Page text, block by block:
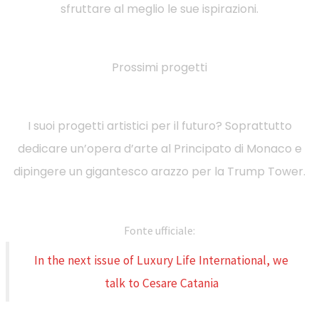
sfruttare al meglio le sue ispirazioni.
Prossimi progetti
I suoi progetti artistici per il futuro? Soprattutto
dedicare un’opera d’arte al Principato di Monaco e
dipingere un gigantesco arazzo per la Trump Tower.
Fonte ufficiale:
In the next issue of Luxury Life International, we
talk to Cesare Catania